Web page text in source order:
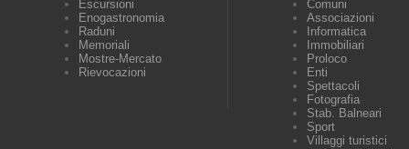
Escursioni
Enogastronomia
Raduni
Memoriali
Mostre-Mercato
Rievocazioni
Comuni
Associazioni
Informatica
Immobiliari
Proloco
Enti
Spettacoli
Fotografia
Stab. Balneari
Sport
Villaggi turistici